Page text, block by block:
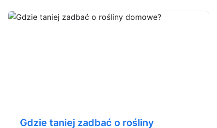
Gdzie taniej zadbać o rośliny